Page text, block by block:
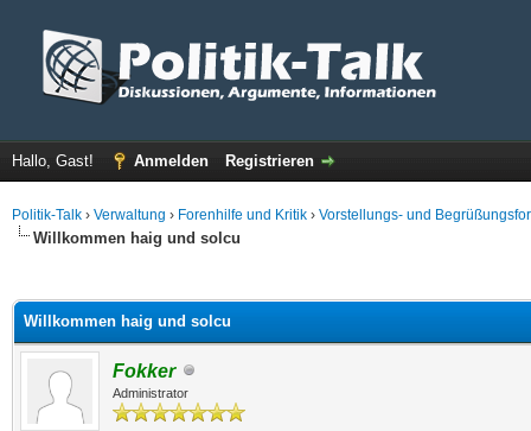
Hallo, Gast! Anmelden Registrieren
Politik-Talk › Verwaltung › Forenhilfe und Kritik › Vorstellungs- und
Willkommen haig und solcu
Willkommen haig und solcu
Fokker
Administrator